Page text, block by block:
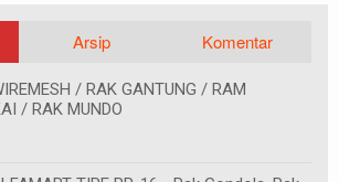
Arsip Komentar
/ RAK GANTUNG / RAM
/ RAK MUNDO